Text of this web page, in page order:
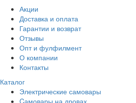
Акции
Доставка и оплата
Гарантии и возврат
Отзывы
Опт и фулфилмент
О компании
Контакты
Каталог
Электрические самовары